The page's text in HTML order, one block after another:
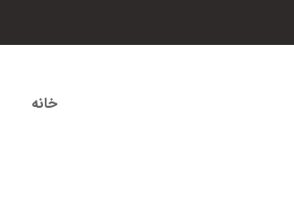
خانه